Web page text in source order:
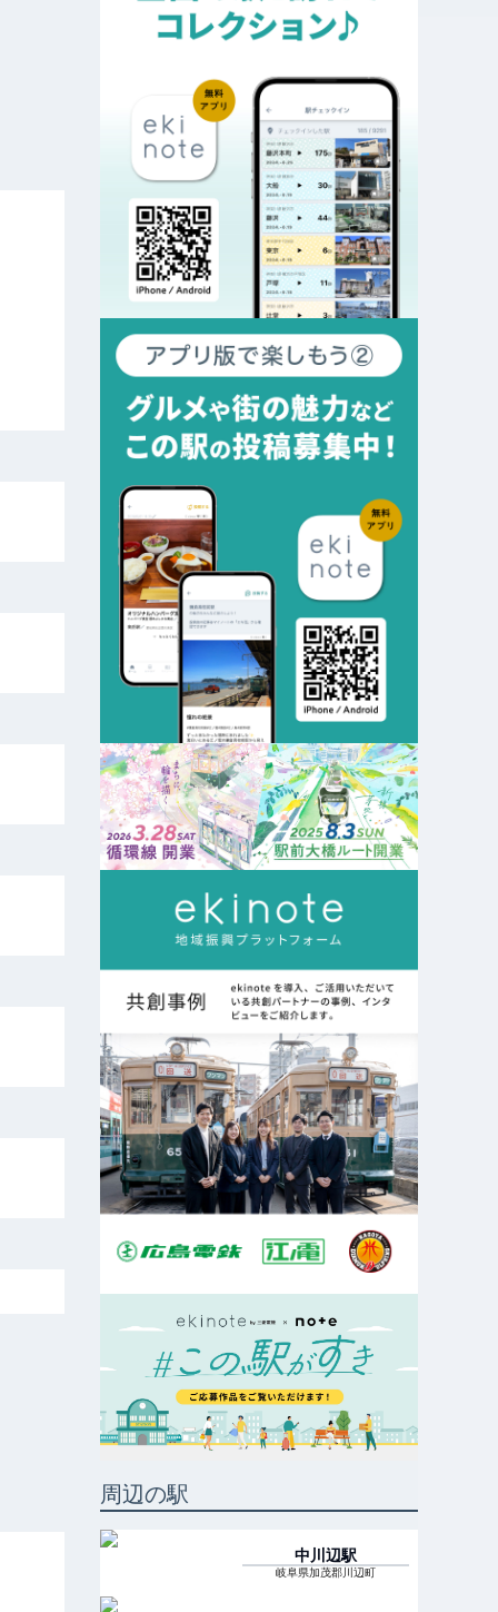
周辺の駅
中川辺駅
岐阜県加茂郡川辺町